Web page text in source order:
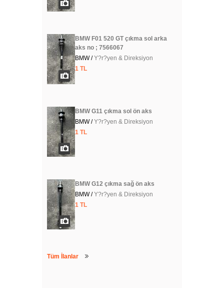
BMW F01 520 GT çıkma sol arka
aks no ; 7566067
BMW /Y?r?yen & Direksiyon
1 TL
BMW G11 çıkma sol ön aks
BMW /Y?r?yen & Direksiyon
1 TL
BMW G12 çıkma sağ ön aks
BMW /Y?r?yen & Direksiyon
1 TL
Tüm İlanlar